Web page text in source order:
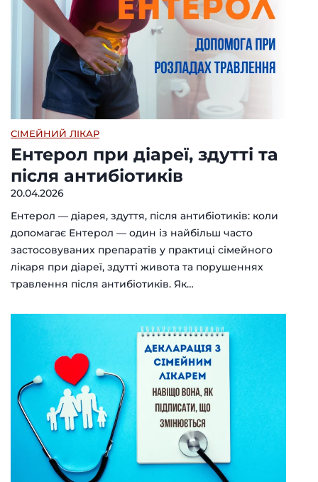
СІМЕЙНИЙ ЛІКАР
Ентерол при діареї, здутті та
після антибіотиків
20.04.2026
Ентерол — діарея, здуття, після антибіотиків: коли
допомагає Ентерол — один із найбільш часто
застосовуваних препаратів у практиці сімейного
лікаря при діареї, здутті живота та порушеннях
травлення після антибіотиків. Як…